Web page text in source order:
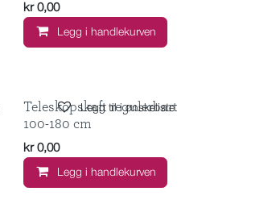
kr 0,00
Legg i handlekurven
Teleskopskaft regulerbart
100-180 cm
kr 0,00
Legg i handlekurven
Legg til i ønskeliste